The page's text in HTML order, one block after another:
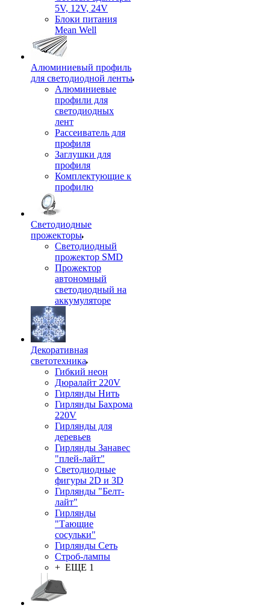
5V, 12V, 24V
Блоки питания
Mean Well
Алюминиевый профиль
для светодиодной ленты
Алюминиевые
профили для
светодиодных
лент
Рассеиватель для
профиля
Заглушки для
профиля
Комплектующие к
профилю
Светодиодные
прожекторы
Светодиодный
прожектор SMD
Прожектор
автономный
светодиодный на
аккумуляторе
Декоративная
светотехника
Гибкий неон
Дюралайт 220V
Гирлянды Нить
Гирлянды Бахрома
220V
Гирлянды для
деревьев
Гирлянды Занавес
"плей-лайт"
Светодиодные
фигуры 2D и 3D
Гирлянды "Белт-
лайт"
Гирлянды
"Тающие
сосульки"
Гирлянды Сеть
Строб-лампы
+ ЕЩЕ 1